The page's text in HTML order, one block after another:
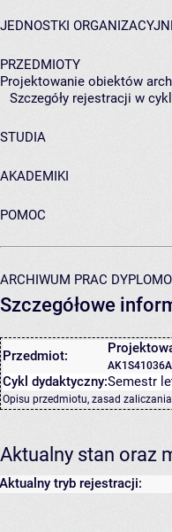
JEDNOSTKI
PRZEDMIOTY
Projektowanie obiektów
Szczegóły rejestracji w
STUDIA
AKADEMIKI
POMOC
ARCHIWUM PRAC
Szczegółowe
Przedmiot:
AK1S41036A
Cykl dydaktyczny:Semestr
Opisu przedmiotu, zasad
Aktualny stan oraz
Aktualny tryb rejestracji: